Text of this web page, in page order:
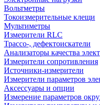
Вольтметры
Токоизмерительные клещи
Мультиметры
Измерители RLC
Трассо-, дефектоискатели
Анализаторы качества
Измерители сопротивления
Источники-измерители
Измерители параметров
Аксессуары и опции
Измерение параметров